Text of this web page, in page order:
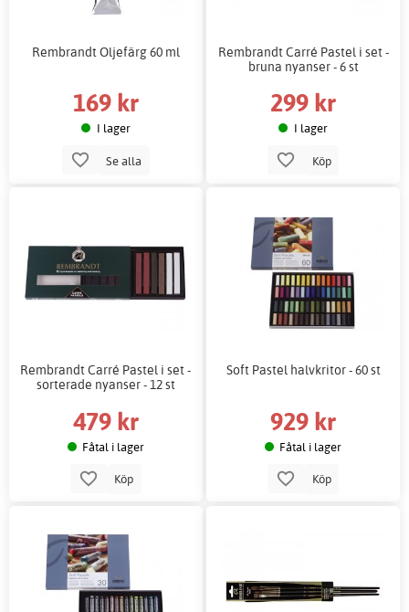
Rembrandt Oljefärg 60 ml
169 kr
I lager
Se alla
Rembrandt Carré Pastel i set -
bruna nyanser - 6 st
299 kr
I lager
Köp
Rembrandt Carré Pastel i set -
sorterade nyanser - 12 st
479 kr
Fåtal i lager
Köp
Soft Pastel halvkritor - 60 st
929 kr
Fåtal i lager
Köp